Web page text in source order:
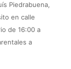
Piedrabuena,
en calle
de 16:00 a
a